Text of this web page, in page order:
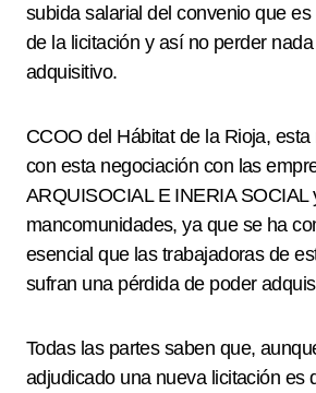
subida salarial del convenio que
de la licitación y así no perder
adquisitivo.
CCOO del Hábitat de la Rioja,
con esta negociación con las
ARQUISOCIAL E INERIA SOCIAL
mancomunidades, ya que se ha
esencial que las trabajadoras de
sufran una pérdida de poder
Todas las partes saben que,
adjudicado una nueva licitación es